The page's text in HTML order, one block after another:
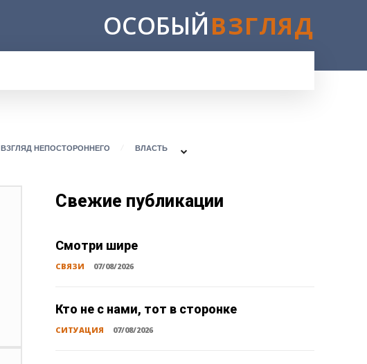
ОСОБЫЙВЗГЛЯД
ВЗГЛЯД НЕПОСТОРОННЕГО ВЛАСТЬ
Свежие публикации
Смотри шире
СВЯЗИ 07/08/2026
Кто не с нами, тот в сторонке
СИТУАЦИЯ 07/08/2026